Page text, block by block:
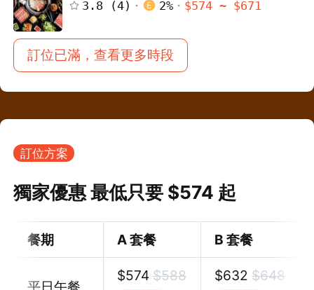
3.8 (4) 2% $574 ~ $671
訂位已滿，查看更多時段
訂位方案
獨家優惠 最低只要 $574 起
餐期 A 套餐 B 套餐
平日午餐
$574 $588 $632 $648